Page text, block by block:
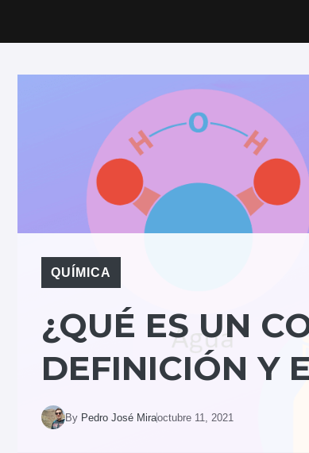
QUÍMICA
¿QUÉ ES UN
DEFINICIÓN Y
By Pedro José Miraoctubre 11, 2021